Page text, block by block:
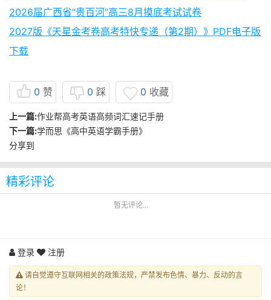
2026届广西省“贵百河”高三8月摸底考试试卷
2027版《天星金考卷高考特快专递（第2期）》PDF电子版
下载
0 赞 0 踩 0 收藏
上一篇:作业帮高考英语高频词汇速记手册
下一篇:学而思《高中英语学霸手册》
分享到
精彩评论
暂无评论...
登录 注册
请自觉遵守互联网相关的政策法规，严禁发布色情、暴力、反动的言
论！